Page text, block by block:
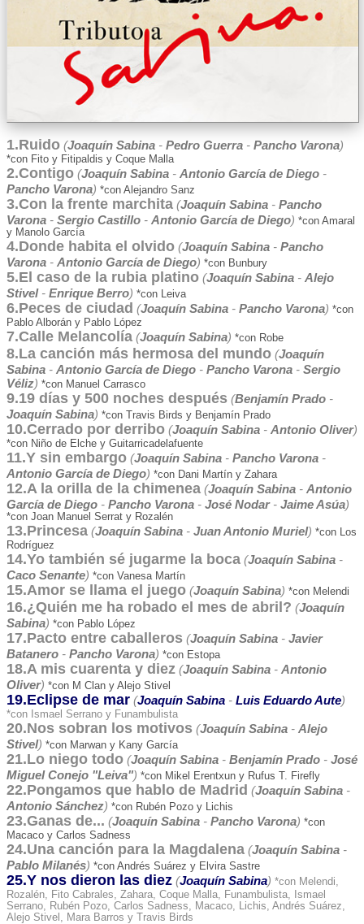
1.Ruido (Joaquín Sabina - Pedro Guerra - Pancho Varona)
*con Fito y Fitipaldis y Coque Malla
2.Contigo (Joaquín Sabina - Antonio García de Diego -
Pancho Varona) *con Alejandro Sanz
3.Con la frente marchita (Joaquín Sabina - Pancho
Varona - Sergio Castillo - Antonio García de Diego) *con Amaral
y Manolo García
4.Donde habita el olvido (Joaquín Sabina - Pancho
Varona - Antonio García de Diego) *con Bunbury
5.El caso de la rubia platino (Joaquín Sabina - Alejo
Stivel- Enrique Berro) *con Leiva
6.Peces de ciudad (Joaquín Sabina - Pancho Varona) *con
Pablo Alborán y Pablo López
7.Calle Melancolía (Joaquín Sabina) *con Robe
8.La canción más hermosa del mundo (Joaquín
Sabina - Antonio García de Diego - Pancho Varona - Sergio
Véliz) *con Manuel Carrasco
9.19 días y 500 noches después (Benjamín Prado -
Joaquín Sabina) *con Travis Birds y Benjamín Prado
10.Cerrado por derribo (Joaquín Sabina - Antonio Oliver)
*con Niño de Elche y Guitarricadelafuente
11.Y sin embargo (Joaquín Sabina - Pancho Varona -
Antonio García de Diego) *con Dani Martín y Zahara
12.A la orilla de la chimenea (Joaquín Sabina - Antonio
García de Diego - Pancho Varona - José Nodar- Jaime Asúa)
*con Joan Manuel Serrat y Rozalén
13.Princesa (Joaquín Sabina - Juan Antonio Muriel) *con Los
Rodríguez
14.Yo también sé jugarme la boca (Joaquín Sabina -
Caco Senante) *con Vanesa Martín
15.Amor se llama el juego (Joaquín Sabina) *con Melendi
16.¿Quién me ha robado el mes de abril? (Joaquín
Sabina) *con Pablo López
17.Pacto entre caballeros (Joaquín Sabina - Javier
Batanero - Pancho Varona) *con Estopa
18.A mis cuarenta y diez (Joaquín Sabina - Antonio
Oliver) *con M Clan y Alejo Stivel
19.Eclipse de mar (Joaquín Sabina - Luis Eduardo Aute)
*con Ismael Serrano y Funambulista
20.Nos sobran los motivos (Joaquín Sabina - Alejo
Stivel) *con Marwan y Kany García
21.Lo niego todo (Joaquín Sabina - Benjamín Prado - José
Miguel Conejo "Leiva") *con Mikel Erentxun y Rufus T. Firefly
22.Pongamos que hablo de Madrid (Joaquín Sabina -
Antonio Sánchez) *con Rubén Pozo y Lichis
23.Ganas de... (Joaquín Sabina - Pancho Varona) *con
Macaco y Carlos Sadness
24.Una canción para la Magdalena (Joaquín Sabina -
Pablo Milanés) *con Andrés Suárez y Elvira Sastre
25.Y nos dieron las diez (Joaquín Sabina) *con Melendi,
Rozalén, Fito Cabrales, Zahara, Coque Malla, Funambulista, Ismael
Serrano, Rubén Pozo, Carlos Sadness, Macaco, Lichis, Andrés Suárez,
Alejo Stivel, Mara Barros y Travis Birds